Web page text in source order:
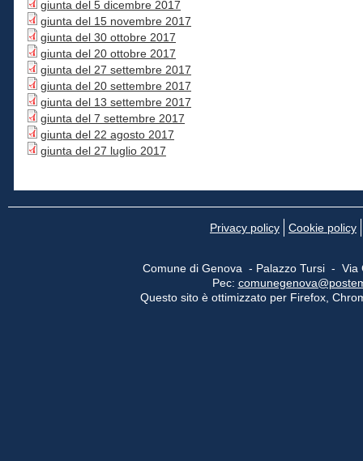
giunta del 5 dicembre 2017
giunta del 15 novembre 2017
giunta del 30 ottobre 2017
giunta del 20 ottobre 2017
giunta del 27 settembre 2017
giunta del 20 settembre 2017
giunta del 13 settembre 2017
giunta del 7 settembre 2017
giunta del 22 agosto 2017
giunta del 27 luglio 2017
Privacy policy Cookie policy
Comune di Genova - Palazzo Tursi -
Pec:
Questo sito è ottimizzato per Firefox,